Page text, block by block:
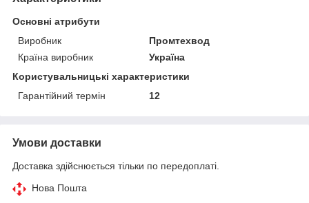
Основні атрибути
Виробник
Промтехвод
Країна виробник
Україна
Користувальницькі характеристики
Гарантійний термін
12
Умови доставки
Доставка здійснюється тільки по передоплаті.
Нова Пошта